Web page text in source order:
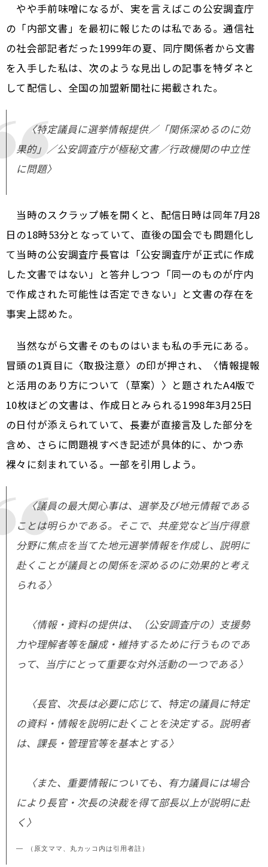
やや手前味噌になるが、実を言えばこの公安調査庁
の「内部文書」を最初に報じたのは私である。通信社
の社会部記者だった1999年の夏、同庁関係者から文書
を入手した私は、次のような見出しの記事を特ダネと
して配信し、全国の加盟新聞社に掲載された。
〈特定議員に選挙情報提供／「関係深めるのに効
果的」／公安調査庁が極秘文書／行政機関の中立性
に問題〉
当時のスクラップ帳を開くと、配信日時は同年7月28
日の18時53分となっていて、直後の国会でも問題化し
て当時の公安調査庁長官は「公安調査庁が正式に作成
した文書ではない」と答弁しつつ「同一のものが庁内
で作成された可能性は否定できない」と文書の存在を
事実上認めた。
当然ながら文書そのものはいまも私の手元にある。
冒頭の1頁目に〈取扱注意〉の印が押され、〈情報提報
と活用のあり方について（草案）〉と題されたA4版で
10枚ほどの文書は、作成日とみられる1998年3月25日
の日付が添えられていて、長妻が直接言及した部分を
含め、さらに問題視すべき記述が具体的に、かつ赤
裸々に刻まれている。一部を引用しよう。
〈議員の最大関心事は、選挙及び地元情報である
ことは明らかである。そこで、共産党など当庁得意
分野に焦点を当てた地元選挙情報を作成し、説明に
赴くことが議員との関係を深めるのに効果的と考え
られる〉
〈情報・資料の提供は、（公安調査庁の）支援勢
力や理解者等を醸成・維持するために行うものであ
って、当庁にとって重要な対外活動の一つである〉
〈長官、次長は必要に応じて、特定の議員に特定
の資料・情報を説明に赴くことを決定する。説明者
は、課長・管理官等を基本とする〉
〈また、重要情報についても、有力議員には場合
により長官・次長の決裁を得て部長以上が説明に赴
く〉
（原文ママ、丸カッコ内は引用者註）